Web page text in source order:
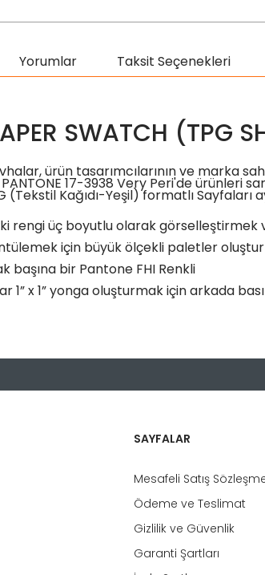
Yorumlar Taksit Seçenekleri
SWATCH (TPG
ürün tasarımcılarının ve marka
17-3938 Very Peri'de ürünleri
(Tekstil Kağıdı-Yeşil) formatlı
rengi üç boyutlu olarak görselleştirmek
için büyük ölçekli paletler
başına bir Pantone FHI Renkli
1” x 1” yonga oluşturmak için arkada
için teşekkür ederiz.
sitelerden daha pahalı.
farklı alternatifler olmalı.
SAYFALAR
Mesafeli Satış
Ödeme ve Teslimat
Gizlilik ve Güvenlik
Garanti Şartları